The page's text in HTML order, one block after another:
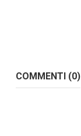
COMMENTI (0)